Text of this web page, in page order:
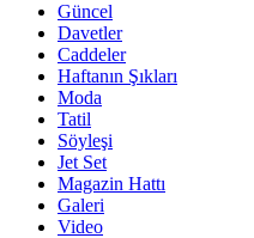
Güncel
Davetler
Caddeler
Haftanın Şıkları
Moda
Tatil
Söyleşi
Jet Set
Magazin Hattı
Galeri
Video